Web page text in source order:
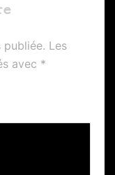
publiée. Les
avec *